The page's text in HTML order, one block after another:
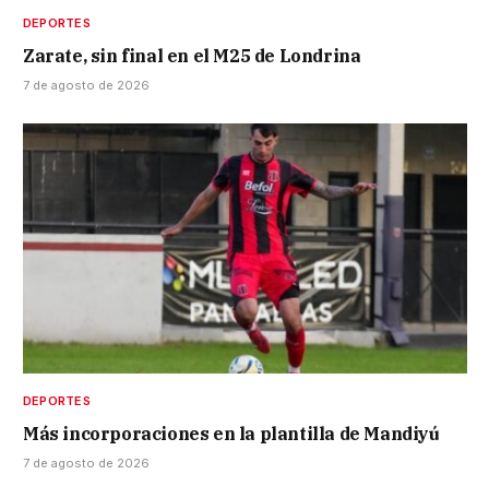
DEPORTES
Zarate, sin final en el M25 de Londrina
7 de agosto de 2026
DEPORTES
Más incorporaciones en la plantilla de Mandiyú
7 de agosto de 2026